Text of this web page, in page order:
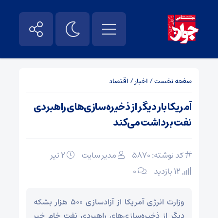
صفحه نخست/ اخبار/ اقتصاد
آمریکا بار دیگر از ذخیره‌سازی‌های راهبردی
نفت برداشت می‌کند
کد نوشته: 5870 مدیر سایت
۰
وزارت انرژی آمریکا از آزادسازی ۵۰۰ هزار بشکه